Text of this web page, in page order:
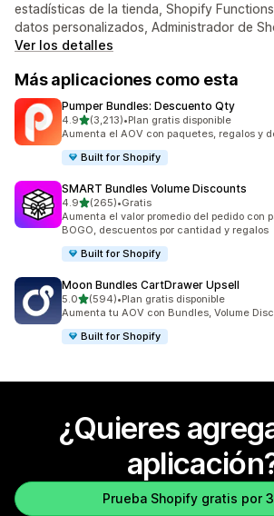
estadísticas de la tienda, Shopify
datos personalizados, Administrador de
Ver los detalles
Más aplicaciones como esta
Pumper Bundles: Descuento Qty
4.9de 5 estrellas
(3,213)
3213 reseñas en total
•Plan gratis disponible
Aumenta el AOV con paquetes, regalos y
Built for Shopify
SMART Bundles Volume Discounts
4.9de 5 estrellas
(265)
265 reseñas en total
•Gratis
Aumenta el valor promedio del pedido con
BOGO, descuentos por cantidad y regalos
Built for Shopify
Moon Bundles CartDrawer Upsell
5.0de 5 estrellas
(594)
594 reseñas en total
•Plan gratis disponible
Aumenta tu AOV con Bundles, Volume
Built for Shopify
¿Quieres
Prueba Shopify gratis por